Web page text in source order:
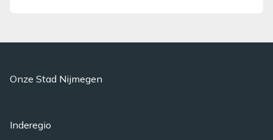
Onze Stad Nijmegen
Inderegio